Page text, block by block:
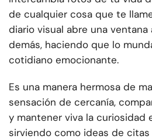
de cualquier cosa que te
diario visual abre una
demás, haciendo que lo
cotidiano emocionante.
Es una manera hermosa de
sensación de cercanía,
y mantener viva la curiosidad
sirviendo como ideas de